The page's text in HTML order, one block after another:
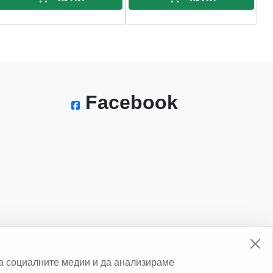
Facebook
социалните медии и да анализираме